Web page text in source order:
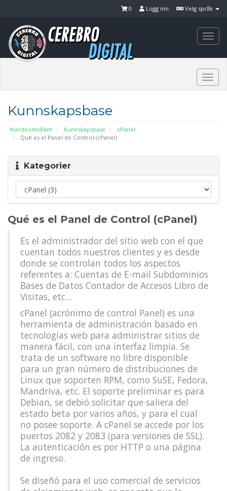
Velg språk
Logg inn
0
Kunnskapsbase
Kundeområdet Kunnskapsbase
cPanel
Qué es el Panel de Control (cPanel)
Kategorier
Qué es el Panel de Control (cPanel)
Es el administrador del sitio web con el que
cuentan todos nuestros clientes y es desde
donde se controlan todos los aspectos
referentes a: Cuentas de E-mail Subdominios
Bases de Datos Contador de Accesos Libro de
Visitas, etc...
cPanel (acrónimo de control Panel) es una
herramienta de administración basado en
tecnologías web para administrar sitios de
manera fácil, con una interfaz limpia. Se
trata de un software no libre disponible
para un gran número de distribuciones de
Linux que soporten RPM, como SuSE, Fedora,
Mandriva, etc. El soporte preliminar es para
Debian, se debió solicitar que saliera del
estado beta por varios años, y para el cual
no posee soporte. A cPanel se accede por los
puertos 2082 y 2083 (para versiones de SSL).
La autenticación es por HTTP o una página
de ingreso.
Se diseñó para el uso comercial de servicios